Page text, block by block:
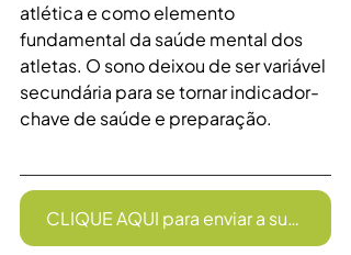
atlética e como elemento
fundamental da saúde mental dos
atletas. O sono deixou de ser variável
secundária para se tornar indicador-
chave de saúde e preparação.
CLIQUE AQUI para enviar a sua receita